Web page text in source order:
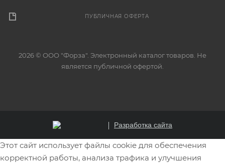
ПУБЛИЧНАЯ ОФЕРТА
2026 © ООО "Форза". Электронный каталог товаров. Не
является публичной офертой.
Разработка сайта
Этот сайт использует файлы cookie для обеспечения
корректной работы, анализа трафика и улучшения